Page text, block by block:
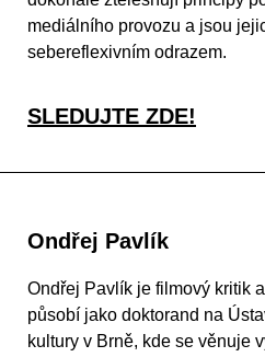
mediálního provozu a jsou
sebereflexivním odrazem.
SLEDUJTE ZDE!
Ondřej Pavlík
Ondřej Pavlík je filmový kritik
působí jako doktorand na
kultury v Brně, kde se věnuje